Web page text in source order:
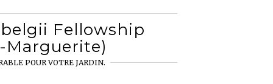
Fellowship
Marguerite)
POUR VOTRE JARDIN.